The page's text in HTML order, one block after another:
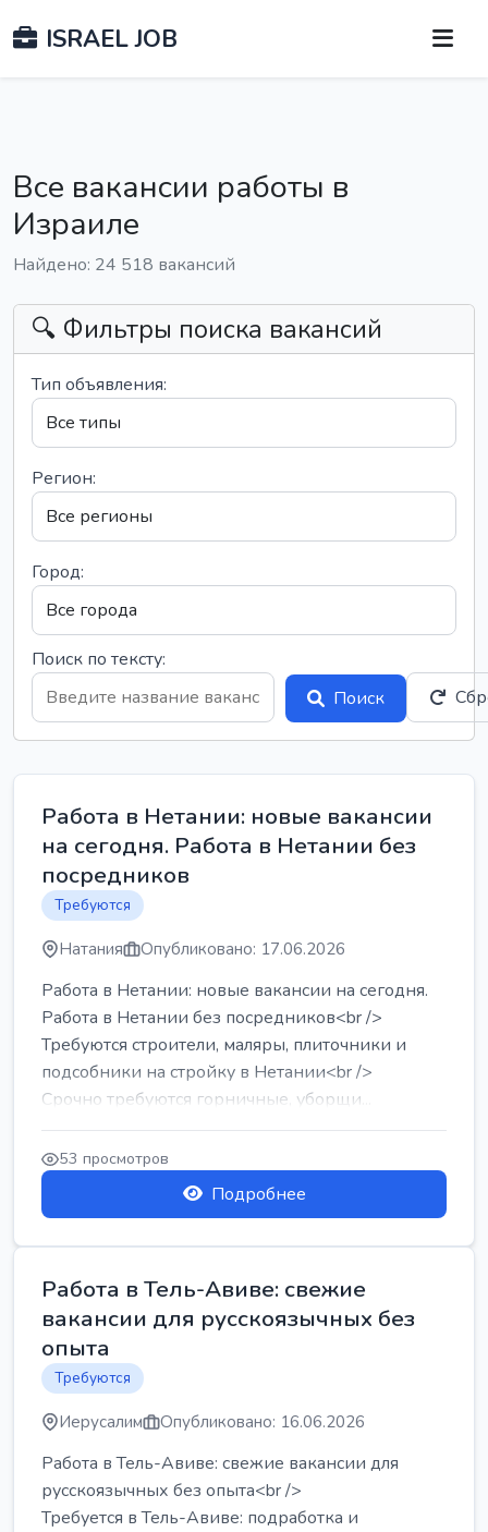
ISRAEL JOB
Все вакансии работы в
Израиле
Найдено: 24 518 вакансий
🔍 Фильтры поиска вакансий
Тип объявления:
Регион:
Город:
Поиск по тексту:
Поиск
Работа в Нетании: новые вакансии
на сегодня. Работа в Нетании без
посредников
Требуются
Натания Опубликовано: 17.06.2026
Работа в Нетании: новые вакансии на сегодня.
Работа в Нетании без посредников<br />
Требуются строители, маляры, плиточники и
подсобники на стройку в Нетании<br />
Срочно требуются горничные, уборщи...
53 просмотров
Подробнее
Работа в Тель-Авиве: свежие
вакансии для русскоязычных без
опыта
Требуются
Иерусалим Опубликовано: 16.06.2026
Работа в Тель-Авиве: свежие вакансии для
русскоязычных без опыта<br />
Требуется в Тель-Авиве: подработка и